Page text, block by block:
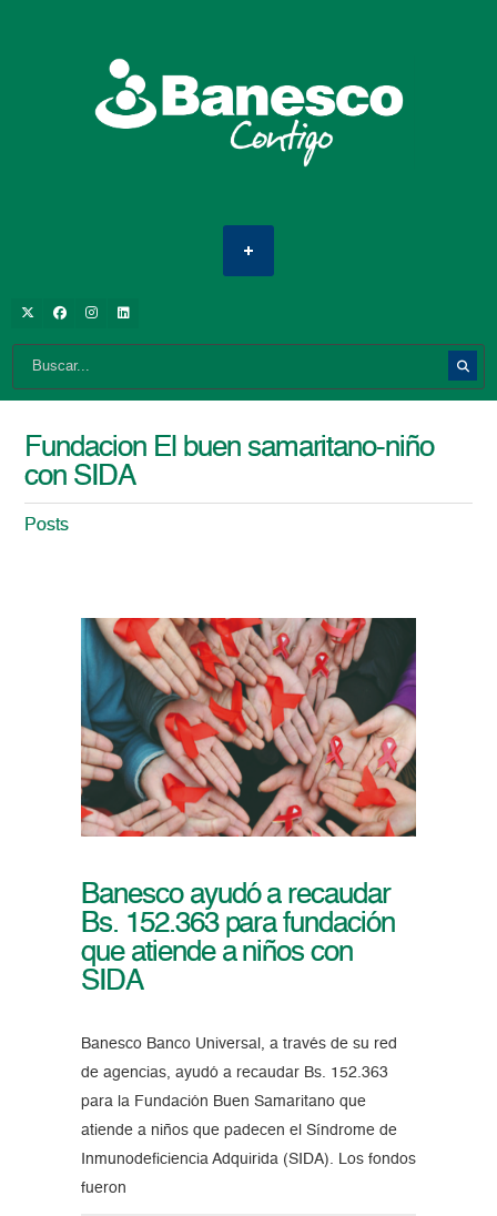
Fundacion El buen samaritano-niño
con SIDA
Posts
Banesco ayudó a recaudar
Bs. 152.363 para fundación
que atiende a niños con
SIDA
Banesco Banco Universal, a través de su red
de agencias, ayudó a recaudar Bs. 152.363
para la Fundación Buen Samaritano que
atiende a niños que padecen el Síndrome de
Inmunodeficiencia Adquirida (SIDA). Los fondos
fueron